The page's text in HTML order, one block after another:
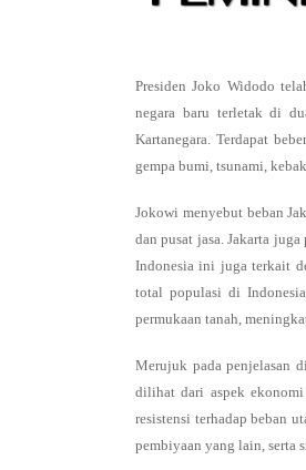
Presiden Joko Widodo
negara baru terletak di
Kartanegara. Terdapat
gempa bumi, tsunami,
Jokowi menyebut beban
dan pusat jasa. Jakarta
Indonesia ini juga terkait
total populasi di
permukaan tanah,
Merujuk pada penjelasan
dilihat dari aspek
resistensi terhadap beban
pembiyaan yang lain, serta